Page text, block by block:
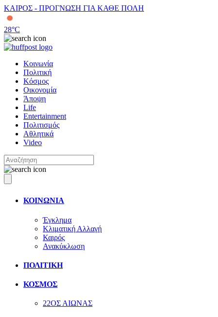
ΚΑΙΡΟΣ - ΠΡΟΓΝΩΣΗ ΓΙΑ ΚΑΘΕ ΠΟΛΗ
28°C
Κοινωνία
Πολιτική
Κόσμος
Οικονομία
Άποψη
Life
Entertainment
Πολιτισμός
Αθλητικά
Video
ΚΟΙΝΩΝΙΑ
Έγκλημα
Κλιματική Αλλαγή
Καιρός
Ανακύκλωση
ΠΟΛΙΤΙΚΗ
ΚΟΣΜΟΣ
22ΟΣ ΑΙΩΝΑΣ